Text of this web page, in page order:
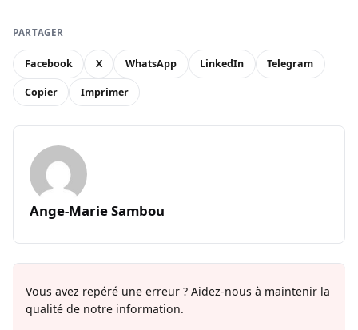
PARTAGER
Facebook X WhatsApp LinkedIn Telegram
Copier Imprimer
Ange-Marie Sambou
Vous avez repéré une erreur ? Aidez-nous à maintenir la
qualité de notre information.